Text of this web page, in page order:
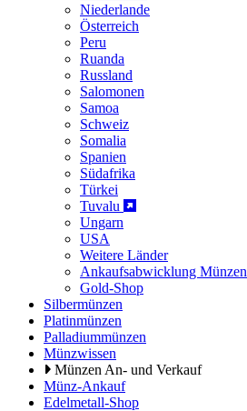
Niederlande
Österreich
Peru
Ruanda
Russland
Salomonen
Samoa
Schweiz
Somalia
Spanien
Südafrika
Türkei
Tuvalu
Ungarn
USA
Weitere Länder
Ankaufsabwicklung Münzen
Gold-Shop
Silbermünzen
Platinmünzen
Palladiummünzen
Münzwissen
Münzen An- und Verkauf
Münz-Ankauf
Edelmetall-Shop